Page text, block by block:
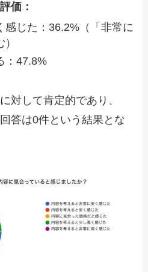
価：
感じた：36.2%（「非常に
：47.8%
対して肯定的であり、
答は0件という結果とな